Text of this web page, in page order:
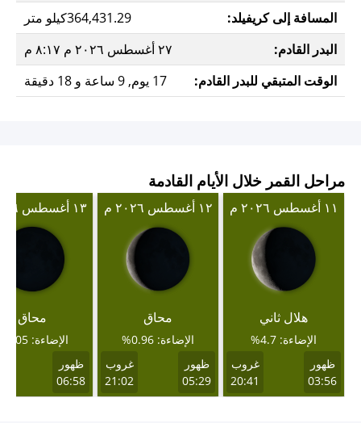
المسافة إلى كريفيلد:
364,431.29كيلو متر
البدر القادم:
٢٧ أغسطس ٢٠٢٦ م ٨:١٧ م
الوقت المتبقي للبدر القادم:
17 يوم, 9 ساعة و 18 دقيقة
مراحل القمر خلال الأيام القادمة
١١ أغسطس ٢٠٢٦ م
هلال ثاني
الإضاءة: 4.7%
ظهور
03:56
غروب
20:41
١٢ أغسطس ٢٠٢٦ م
محاق
الإضاءة: 0.96%
ظهور
05:29
غروب
21:02
١٣ أغسطس ٢٠٢٦ م
محاق
الإضاءة: 0.05%
ظهور
06:58